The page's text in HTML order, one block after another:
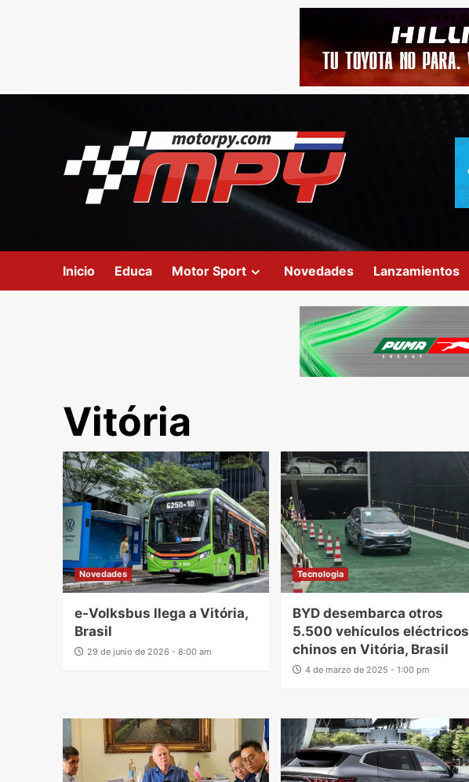
Inicio Educa Motor Sport Novedades Lanzamientos
Vitória
Novedades
e-Volksbus llega a Vitória,
Brasil
29 de junio de 2026 - 8:00 am
Tecnologia
BYD desembarca otros
5.500 vehículos eléctricos
chinos en Vitória, Brasil
4 de marzo de 2025 - 1:00 pm